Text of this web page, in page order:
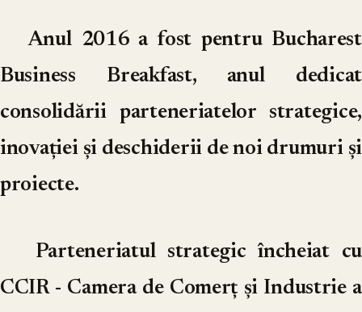
Anul 2016 a fost pentru Bucharest
Business Breakfast, anul dedicat
consolidării parteneriatelor strategice,
inovației și deschiderii de noi drumuri și
proiecte.
Parteneriatul strategic încheiat cu
CCIR - Camera de Comerț și Industrie a